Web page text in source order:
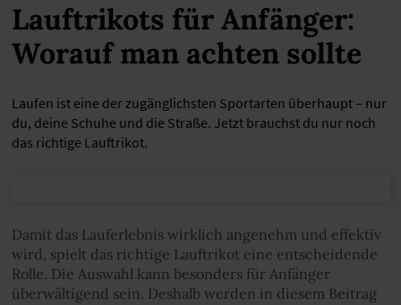
Lauftrikots für Anfänger:
Worauf man achten sollte
Laufen ist eine der zugänglichsten Sportarten überhaupt – nur
du, deine Schuhe und die Straße. Jetzt brauchst du nur noch
das richtige Lauftrikot.
Damit das Lauferlebnis wirklich angenehm und effektiv
wird, spielt das richtige Lauftrikot eine entscheidende
Rolle. Die Auswahl kann besonders für Anfänger
überwältigend sein. Deshalb werden in diesem Beitrag